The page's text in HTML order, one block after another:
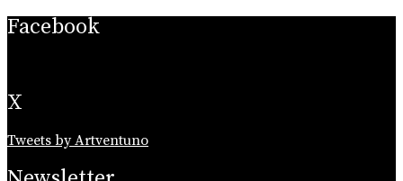
Facebook
X
Tweets by Artventuno